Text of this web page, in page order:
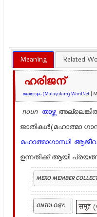
Meaning Related
ഹരിജന്
മലയാളം (Malayalam) WordNet |
noun താഴ്ന്ന
ജാതികള്‍(മഹാത്മാ
മഹാത്മാഗാന്ധി
ഉന്നതിക്ക് ആയി
MERO MEMBER
ONTOLOGY: समूह